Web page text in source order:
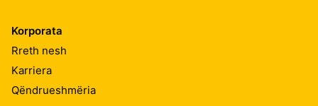
Korporata
Rreth nesh
Karriera
Qëndrueshmëria